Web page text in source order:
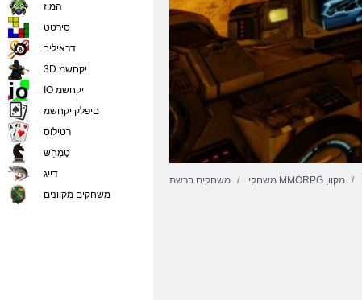
משחקים ברשת משחקי MMORPG מקוון
המוז
סירטט
דראיליב
3D יקחשמ
IO יקחשמ
םיפלק יקחשמ
רטילוס
טָמְחַׁש
דייג
משחקים מקוונים